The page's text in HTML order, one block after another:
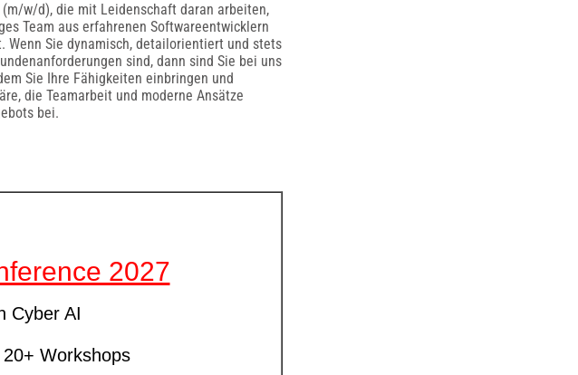
w/d), die mit Leidenschaft daran arbeiten,
Team aus erfahrenen Softwareentwicklern
Sie dynamisch, detailorientiert und stets
sind, dann sind Sie bei uns
Sie Ihre Fähigkeiten einbringen und
die Teamarbeit und moderne Ansätze
bei.